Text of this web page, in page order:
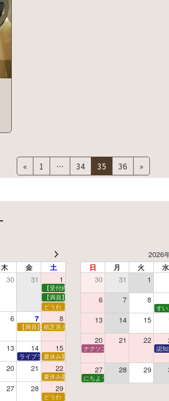
«
固
定
ー
1 …
固
定
ー
34
固
定
ー
35
固
定
ー
36 »
木 金 土
30 31 1
【受付終了】親子で挑戦！調べ学習ワークショ
【満員】夏休み読書感想文教室
どうわ
6 7 8
クショップ【満員】夏休み科学あそび教室
紙芝居と折り紙
13 14 15
し工作会
ん ライブラリーシアター
夏休み親子で楽しむおはなしと映画の会
20 21 22
100年 夏休み親子で楽しむおはなしと映画の会
27 28 29
どうわ
2026
日 月 火 水
30 31 1
6 7 8
すい
13 14 15
20 21 22
ナクソス音楽会 第6回 宇宙を感
認知
27 28 29
にちようえほん